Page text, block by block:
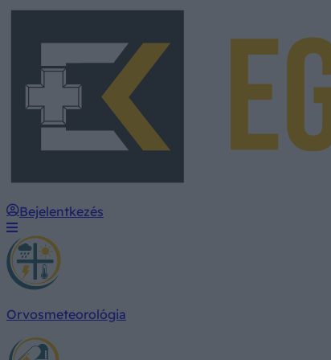
Bejelentkezés
Orvosmeteorológia